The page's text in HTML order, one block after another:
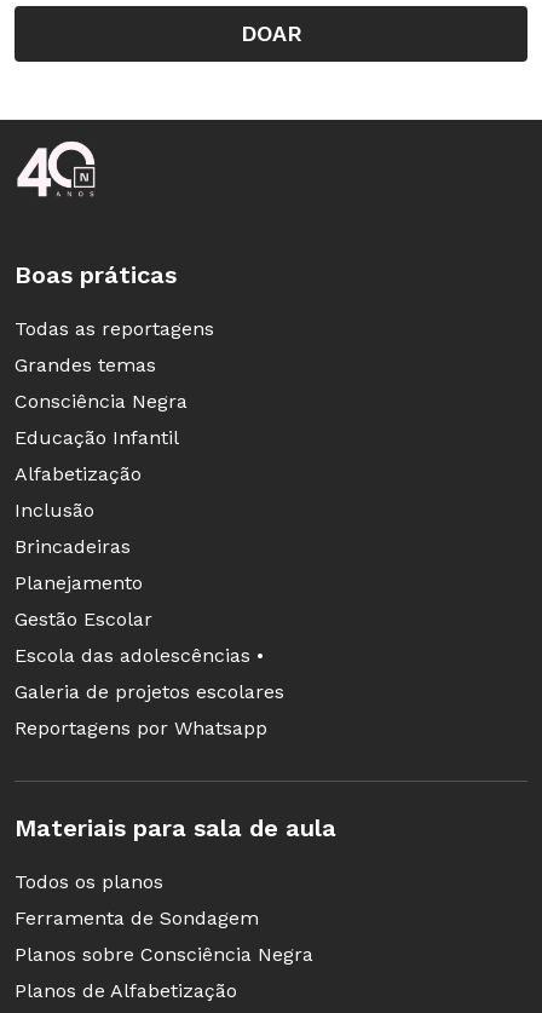
DOAR
Rodapé da Nova Escola
Boas práticas
Todas as reportagens
Grandes temas
Consciência Negra
Educação Infantil
Alfabetização
Inclusão
Brincadeiras
Planejamento
Gestão Escolar
Escola das adolescências •
Galeria de projetos escolares
Reportagens por Whatsapp
Materiais para sala de aula
Todos os planos
Ferramenta de Sondagem
Planos sobre Consciência Negra
Planos de Alfabetização